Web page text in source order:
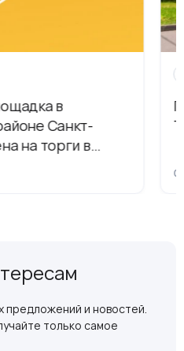
в
Санкт-
на торги в
предложений и новостей.
только самое